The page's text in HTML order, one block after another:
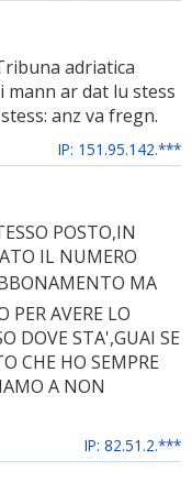
adriatica
mann ar dat lu stess
anz va fregn.
IP: 151.95.142.***
POSTO,IN
IL NUMERO
MA
PER AVERE LO
DOVE STA',GUAI SE
CHE HO SEMPRE
A NON
IP: 82.51.2.***